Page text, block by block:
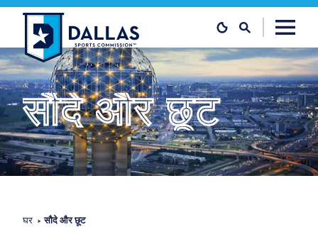
सामग्री पर जाएं
सौदे और छूट
घर सौदे और छूट